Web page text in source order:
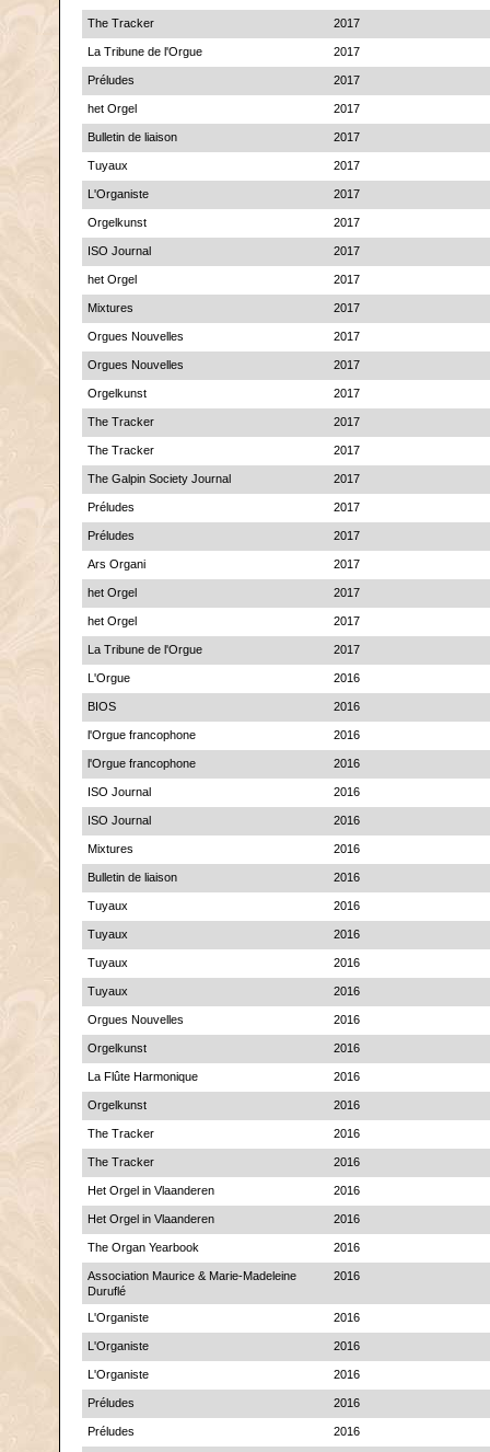
The Tracker 2017
La Tribune de l'Orgue 2017
Préludes 2017
het Orgel 2017
Bulletin de liaison 2017
Tuyaux 2017
L'Organiste 2017
Orgelkunst 2017
ISO Journal 2017
het Orgel 2017
Mixtures 2017
Orgues Nouvelles 2017
Orgues Nouvelles 2017
Orgelkunst 2017
The Tracker 2017
The Tracker 2017
The Galpin Society Journal 2017
Préludes 2017
Préludes 2017
Ars Organi 2017
het Orgel 2017
het Orgel 2017
La Tribune de l'Orgue 2017
L'Orgue 2016
BIOS 2016
l'Orgue francophone 2016
l'Orgue francophone 2016
ISO Journal 2016
ISO Journal 2016
Mixtures 2016
Bulletin de liaison 2016
Tuyaux 2016
Tuyaux 2016
Tuyaux 2016
Tuyaux 2016
Orgues Nouvelles 2016
Orgelkunst 2016
La Flûte Harmonique 2016
Orgelkunst 2016
The Tracker 2016
The Tracker 2016
Het Orgel in Vlaanderen 2016
Het Orgel in Vlaanderen 2016
The Organ Yearbook 2016
Association Maurice & Marie-Madeleine
Duruflé
2016
L'Organiste 2016
L'Organiste 2016
L'Organiste 2016
Préludes 2016
Préludes 2016